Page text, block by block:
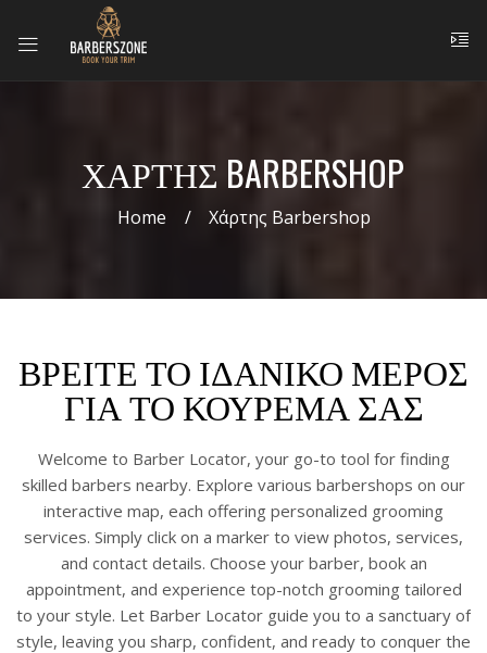
ΧΆΡΤΗΣ BARBERSHOP
Home Χάρτης Barbershop
ΒΡΕΊΤΕ ΤΟ ΙΔΑΝΙΚΌ ΜΈΡΟΣ
ΓΙΑ ΤΟ ΚΟΥΡΕΜΆ ΣΑΣ
Welcome to Barber Locator, your go-to tool for finding
skilled barbers nearby. Explore various barbershops on our
interactive map, each offering personalized grooming
services. Simply click on a marker to view photos, services,
and contact details. Choose your barber, book an
appointment, and experience top-notch grooming tailored
to your style. Let Barber Locator guide you to a sanctuary of
style, leaving you sharp, confident, and ready to conquer the